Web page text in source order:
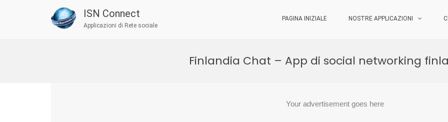
ISN Connect
Applicazioni di Rete sociale
PAGINA INIZIALE NOSTRE APPLICAZIONI
Finlandia Chat – App di social networking